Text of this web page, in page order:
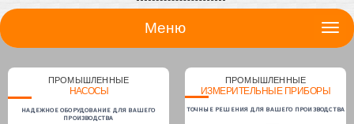
Меню
ПРОМЫШЛЕННЫЕ
НАСОСЫ
НАДЕЖНОЕ ОБОРУДОВАНИЕ ДЛЯ ВАШЕГО
ПРОИЗВОДСТВА
ПРОМЫШЛЕННЫЕ
ИЗМЕРИТЕЛЬНЫЕ ПРИБОРЫ
ТОЧНЫЕ РЕШЕНИЯ ДЛЯ ВАШЕГО ПРОИЗВОДСТВА